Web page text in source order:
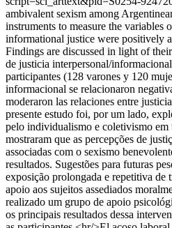
ambivalent sexism among
instruments to measure the
informational justice were positively
Findings are discussed in light of
de justicia interpersonal/
participantes (128 varones y 120
informacional se relacionaron
moderaron las relaciones entre
presente estudo foi, por um lado,
pelo individualismo e coletivismo em
mostraram que as percepções de
associadas com o sexismo
resultados. Sugestões para futuras
exposição prolongada e repetitiva de
apoio aos sujeitos assediados
realizado um grupo de apoio
os principais resultados dessa